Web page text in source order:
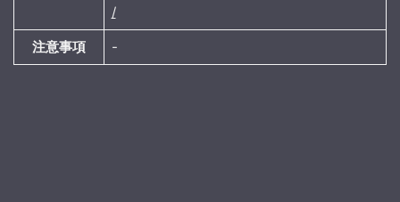
/
注意事項 -